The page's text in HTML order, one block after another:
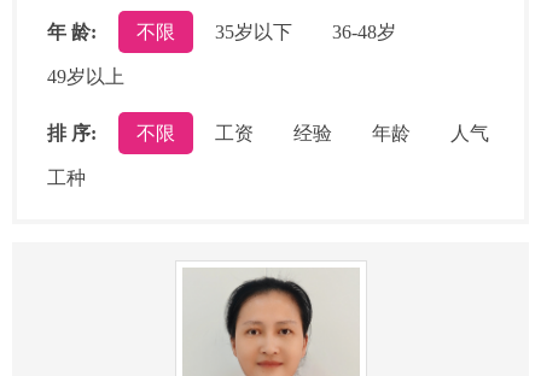
年 龄: 不限 35岁以下 36-48岁
49岁以上
排 序: 不限 工资 经验 年龄 人气
工种